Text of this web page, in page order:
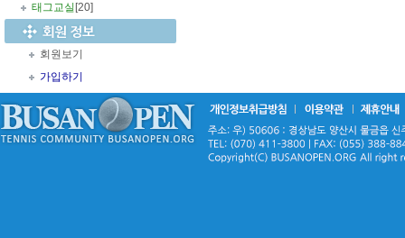
태그교실 [20]
회원보기
가입하기